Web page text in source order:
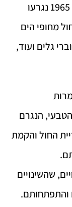
ועד שחוקק חוק להפסקת הכרייה בשנת 1965 נגרעו
של חול מחופי הים
גלים ועוד,
הנגרם
החול והקמת
שהשינויים
והתפתחותם.